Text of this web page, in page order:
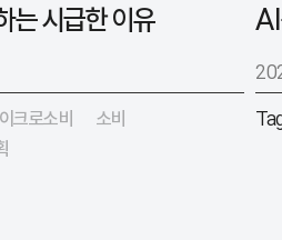
는 시급한 이유
크로소비
소비